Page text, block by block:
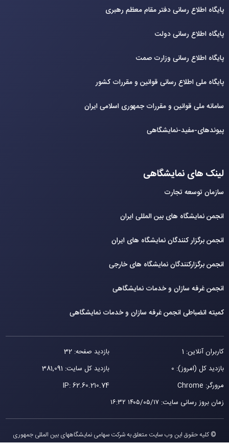
پایگاه اطلاع رسانی دفتر مقام معظم رهبری
پایگاه اطلاع رسانی دولت
پایگاه اطلاع رسانی وزارت صمت
پایگاه ملی اطلاع رسانی قوانین و مقررات کشور
سامانه ملی قوانین و مقررات جمهوری اسلامی ایران
پیوندهای-مفید-نمایشگاهی
لینک های نمایشگاهی
سازمان توسعه تجارت
انجمن نمایشگاه های بین المللی ایران
انجمن برگزار کنندگان نمایشگاه های ایران
انجمن برگزارکنندگان نمایشگاه های خارجی
انجمن غرفه سازان و خدمات نمایشگاهی
کمیته انضباطی انجمن غرفه سازان و خدمات نمایشگاهی
کاربران آنلاین: 1
بازدید صفحه: 32
بازدید کل (امروز): 0
بازدید کل سایت: 381,091
مرورگر: Chrome
IP:62.60.210.74
زمان بروز رسانی سایت:۱۴۰۵/۰۵/۱۷ ۱۶:۳۲
© کلیه حقوق این وب سایت متعلق به شرکت سهامی نمایشگاههای بین المللی جمهوری